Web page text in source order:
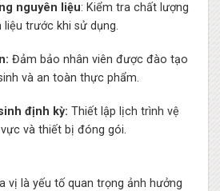
nguyên liệu: Kiểm tra chất lượng
liệu trước khi sử dụng.
Đảm bảo nhân viên được đào tạo
và an toàn thực phẩm.
định kỳ: Thiết lập lịch trình vệ
và thiết bị đóng gói.
vị là yếu tố quan trọng ảnh hưởng